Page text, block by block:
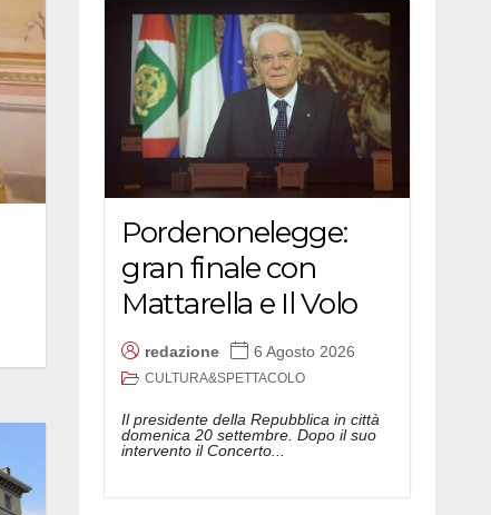
Pordenonelegge:
gran finale con
Mattarella e Il Volo
redazione 6 Agosto 2026
CULTURA&SPETTACOLO
Il presidente della Repubblica in città
domenica 20 settembre. Dopo il suo
intervento il Concerto...